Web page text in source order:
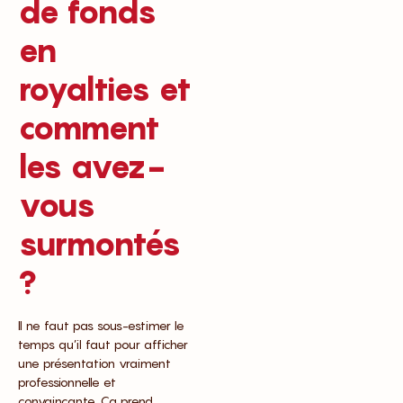
de fonds
en
royalties et
comment
les avez-
vous
surmontés
?
Il ne faut pas sous-estimer le
temps qu’il faut pour afficher
une présentation vraiment
professionnelle et